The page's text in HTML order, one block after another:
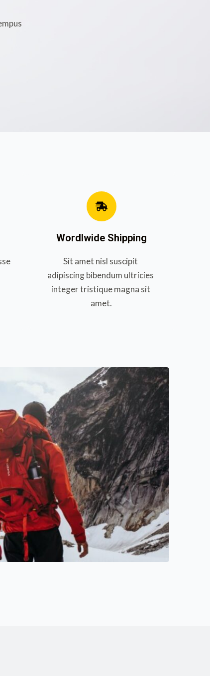
Wordlwide Shipping
Sit amet nisl suscipit
adipiscing bibendum ultricies
integer tristique magna sit
amet.